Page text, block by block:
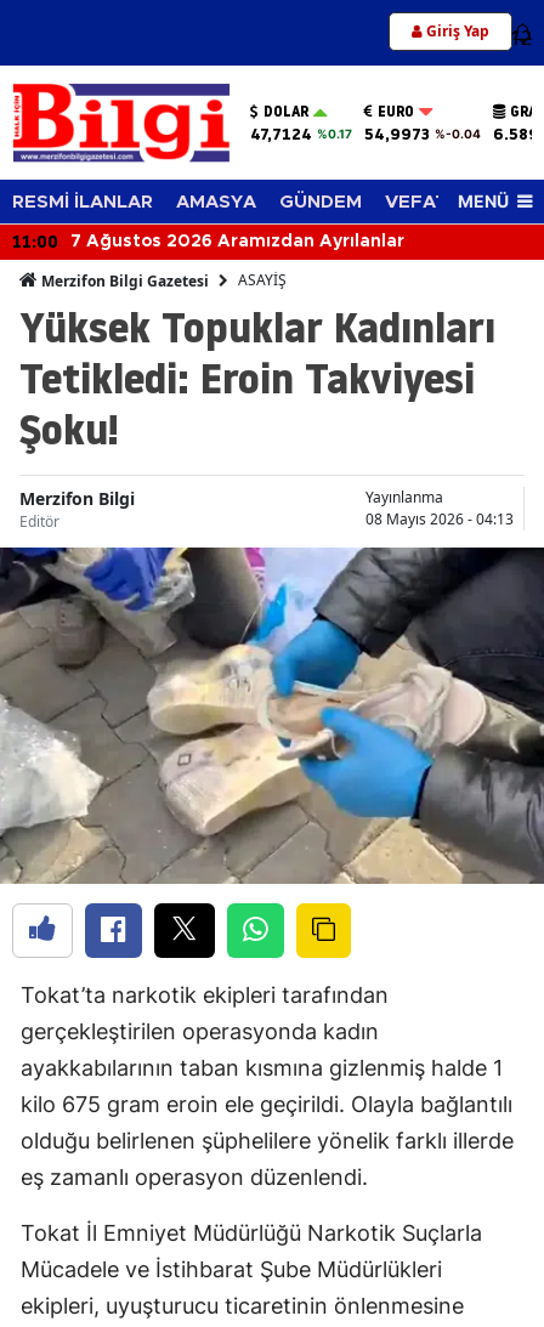
Giriş Yap 12
DOLAR
47,7124 %0.17
EURO
54,9973 %-0.04
RESMİ İLANLAR AMASYA GÜNDEM VEFAT EDENLER
MENÜ
11:00 7 Ağustos 2026 Aramızdan Ayrılanlar
Merzifon Bilgi Gazetesi ASAYİŞ
Yüksek Topuklar Kadınları
Tetikledi: Eroin Takviyesi
Şoku!
Merzifon Bilgi
Editör
Yayınlanma
08 Mayıs 2026 - 04:13
Tokat’ta narkotik ekipleri tarafından
gerçekleştirilen operasyonda kadın
ayakkabılarının taban kısmına gizlenmiş halde 1
kilo 675 gram eroin ele geçirildi. Olayla bağlantılı
olduğu belirlenen şüphelilere yönelik farklı illerde
eş zamanlı operasyon düzenlendi.
Tokat İl Emniyet Müdürlüğü Narkotik Suçlarla
Mücadele ve İstihbarat Şube Müdürlükleri
ekipleri, uyuşturucu ticaretinin önlenmesine